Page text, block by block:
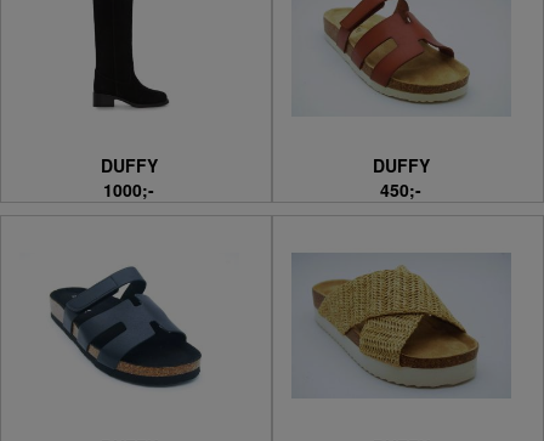
DUFFY
1000;-
DUFFY
450;-